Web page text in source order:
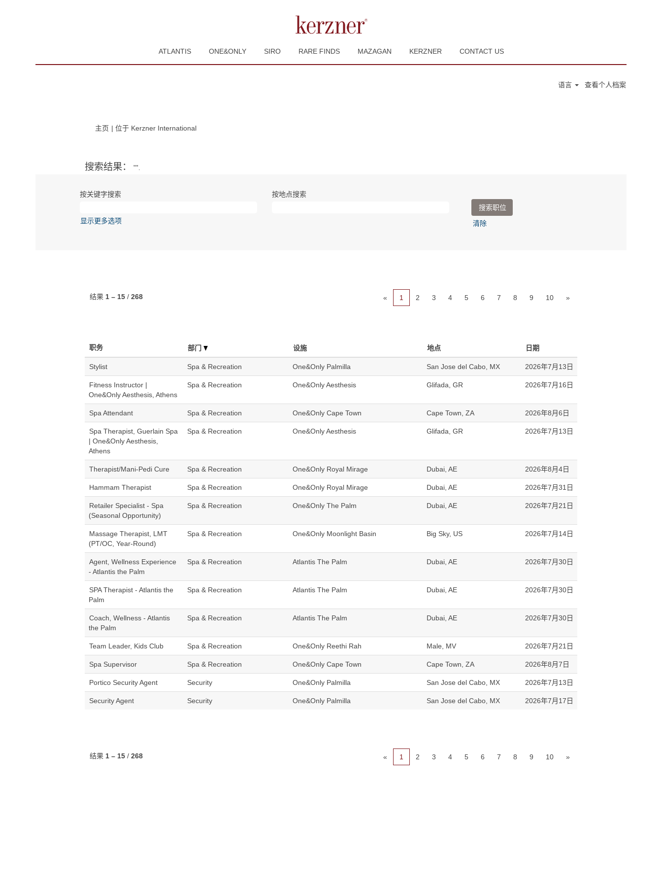
ATLANTIS ONE&ONLY SIRO RARE FINDS MAZAGAN KERZNER CONTACT US
语言 查看个人档案
主页 | 位于 Kerzner International（当
搜索结果： "".
按关键字搜索 按地点搜索
显示更多选项 清除
结果 1 – 15 / 268 « 1 2 3 4 5 6 7 8 9 10 »
职务 部门 设施 地点 日期
Stylist Spa & Recreation One&Only Palmilla San Jose del Cabo, MX 2026年7月13日
Fitness Instructor |
One&Only Aesthesis, Athens
Spa & Recreation One&Only Aesthesis Glifada, GR 2026年7月16日
Spa Attendant Spa & Recreation One&Only Cape Town Cape Town, ZA 2026年8月6日
Spa Therapist, Guerlain Spa
| One&Only Aesthesis,
Athens
Spa & Recreation One&Only Aesthesis Glifada, GR 2026年7月13日
Therapist/Mani-Pedi Cure Spa & Recreation One&Only Royal Mirage Dubai, AE 2026年8月4日
Hammam Therapist Spa & Recreation One&Only Royal Mirage Dubai, AE 2026年7月31日
Retailer Specialist - Spa
(Seasonal Opportunity)
Spa & Recreation One&Only The Palm Dubai, AE 2026年7月21日
Massage Therapist, LMT
(PT/OC, Year-Round)
Spa & Recreation One&Only Moonlight Basin Big Sky, US 2026年7月14日
Agent, Wellness Experience
- Atlantis the Palm
Spa & Recreation Atlantis The Palm Dubai, AE 2026年7月30日
SPA Therapist - Atlantis the
Palm
Spa & Recreation Atlantis The Palm Dubai, AE 2026年7月30日
Coach, Wellness - Atlantis
the Palm
Spa & Recreation Atlantis The Palm Dubai, AE 2026年7月30日
Team Leader, Kids Club Spa & Recreation One&Only Reethi Rah Male, MV 2026年7月21日
Spa Supervisor Spa & Recreation One&Only Cape Town Cape Town, ZA 2026年8月7日
Portico Security Agent Security One&Only Palmilla San Jose del Cabo, MX 2026年7月13日
Security Agent Security One&Only Palmilla San Jose del Cabo, MX 2026年7月17日
结果 1 – 15 / 268 « 1 2 3 4 5 6 7 8 9 10 »